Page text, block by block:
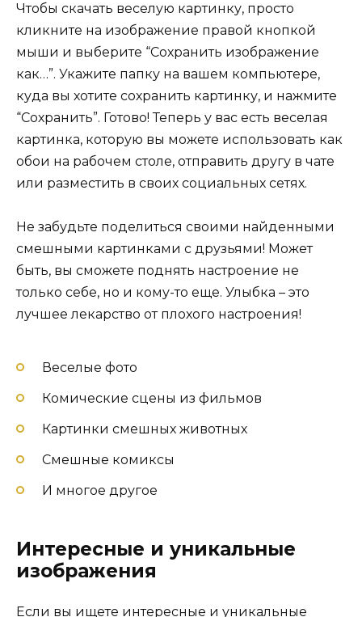
Чтобы скачать веселую картинку, просто
кликните на изображение правой кнопкой
мыши и выберите “Сохранить изображение
как…”. Укажите папку на вашем компьютере,
куда вы хотите сохранить картинку, и нажмите
“Сохранить”. Готово! Теперь у вас есть веселая
картинка, которую вы можете использовать как
обои на рабочем столе, отправить другу в чате
или разместить в своих социальных сетях.
Не забудьте поделиться своими найденными
смешными картинками с друзьями! Может
быть, вы сможете поднять настроение не
только себе, но и кому-то еще. Улыбка – это
лучшее лекарство от плохого настроения!
Веселые фото
Комические сцены из фильмов
Картинки смешных животных
Смешные комиксы
И многое другое
Интересные и уникальные
изображения
Если вы ищете интересные и уникальные